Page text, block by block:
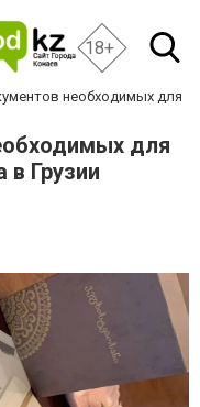
18+
необходимых для
для
в Грузии